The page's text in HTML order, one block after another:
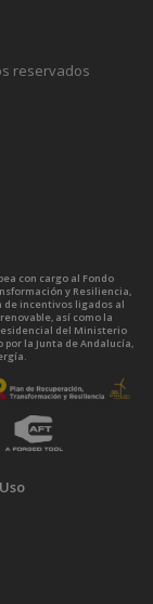
reservados
con cargo al Fondo
y Resiliencia,
de incentivos ligados al
así como la
del Ministerio
la Junta de Andalucía,